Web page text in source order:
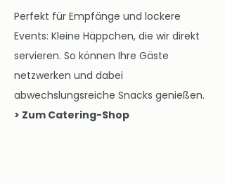
Perfekt für Empfänge und lockere
Events: Kleine Häppchen, die wir direkt
servieren. So können Ihre Gäste
netzwerken und dabei
abwechslungsreiche Snacks genießen.
> Zum Catering-Shop